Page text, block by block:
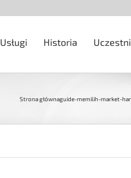
Usługi Historia
Strona głównaguide-memilih-market-